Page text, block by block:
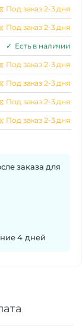
⧖ Под заказ 2-3 дня
⧖ Под заказ 2-3 дня
✓ Есть в наличии
⧖ Под заказ 2-3 дня
⧖ Под заказ 2-3 дня
⧖ Под заказ 2-3 дня
⧖ Под заказ 2-3 дня
заказа для
4 дней